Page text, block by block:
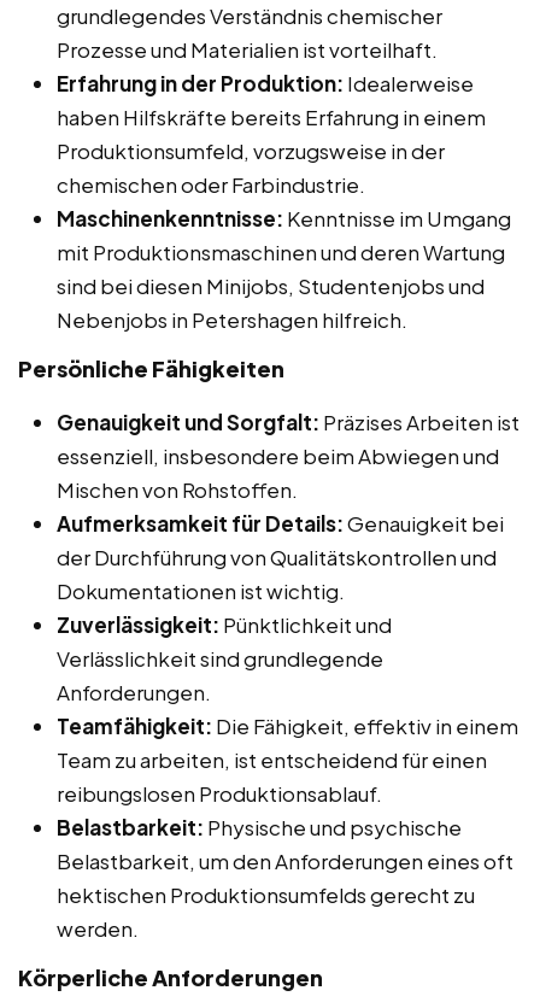
grundlegendes Verständnis chemischer
Prozesse und Materialien ist vorteilhaft.
Erfahrung in der Produktion: Idealerweise
haben Hilfskräfte bereits Erfahrung in einem
Produktionsumfeld, vorzugsweise in der
chemischen oder Farbindustrie.
Maschinenkenntnisse: Kenntnisse im Umgang
mit Produktionsmaschinen und deren Wartung
sind bei diesen Minijobs, Studentenjobs und
Nebenjobs in Petershagen hilfreich.
Persönliche Fähigkeiten
Genauigkeit und Sorgfalt: Präzises Arbeiten ist
essenziell, insbesondere beim Abwiegen und
Mischen von Rohstoffen.
Aufmerksamkeit für Details:Genauigkeit bei
der Durchführung von Qualitätskontrollen und
Dokumentationen ist wichtig.
Zuverlässigkeit: Pünktlichkeit und
Verlässlichkeit sind grundlegende
Anforderungen.
Teamfähigkeit: Die Fähigkeit, effektiv in einem
Team zu arbeiten, ist entscheidend für einen
reibungslosen Produktionsablauf.
Belastbarkeit: Physische und psychische
Belastbarkeit, um den Anforderungen eines oft
hektischen Produktionsumfelds gerecht zu
werden.
Körperliche Anforderungen